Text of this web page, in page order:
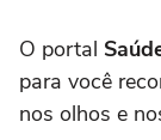
O portal
para você
nos olhos e